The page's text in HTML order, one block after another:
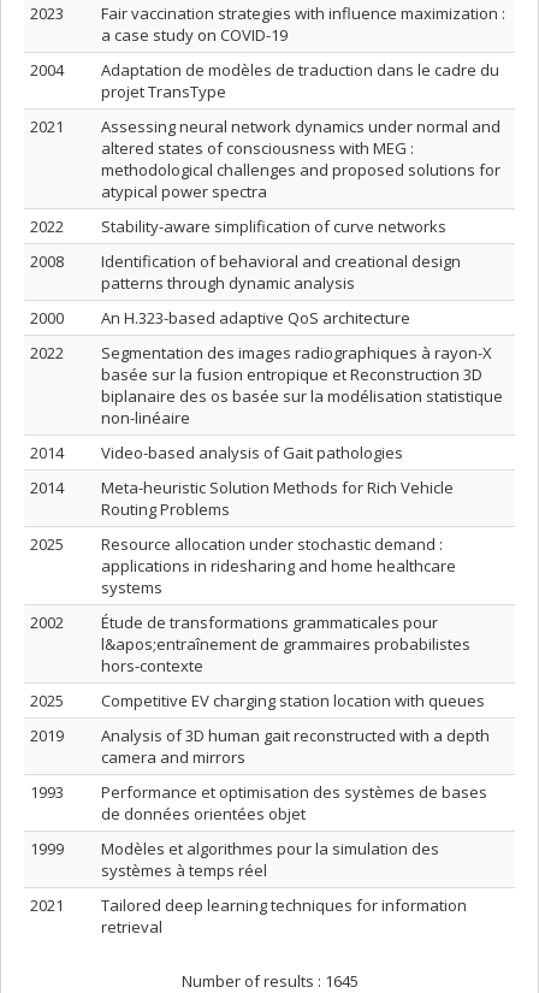
2023
Fair vaccination strategies with influence maximization :
a case study on COVID-19
2004
Adaptation de modèles de traduction dans le cadre du
projet TransType
2021
Assessing neural network dynamics under normal and
altered states of consciousness with MEG :
methodological challenges and proposed solutions for
atypical power spectra
2022
Stability-aware simplification of curve networks
2008
Identification of behavioral and creational design
patterns through dynamic analysis
2000
An H.323-based adaptive QoS architecture
2022
Segmentation des images radiographiques à rayon-X
basée sur la fusion entropique et Reconstruction 3D
biplanaire des os basée sur la modélisation statistique
non-linéaire
2014
Video-based analysis of Gait pathologies
2014
Meta-heuristic Solution Methods for Rich Vehicle
Routing Problems
2025
Resource allocation under stochastic demand :
applications in ridesharing and home healthcare
systems
2002
Étude de transformations grammaticales pour
l&apos;entraînement de grammaires probabilistes
hors-contexte
2025
Competitive EV charging station location with queues
2019
Analysis of 3D human gait reconstructed with a depth
camera and mirrors
1993
Performance et optimisation des systèmes de bases
de données orientées objet
1999
Modèles et algorithmes pour la simulation des
systèmes à temps réel
2021
Tailored deep learning techniques for information
retrieval
Number of results : 1645